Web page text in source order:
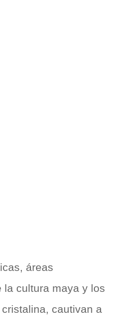
áreas
la cultura maya y los
cautivan a